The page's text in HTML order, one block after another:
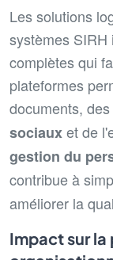
Les solutions
systèmes SIRH
complètes qui
plateformes
documents,
sociauxet de
gestion du
contribue à
améliorer la
Impact sur